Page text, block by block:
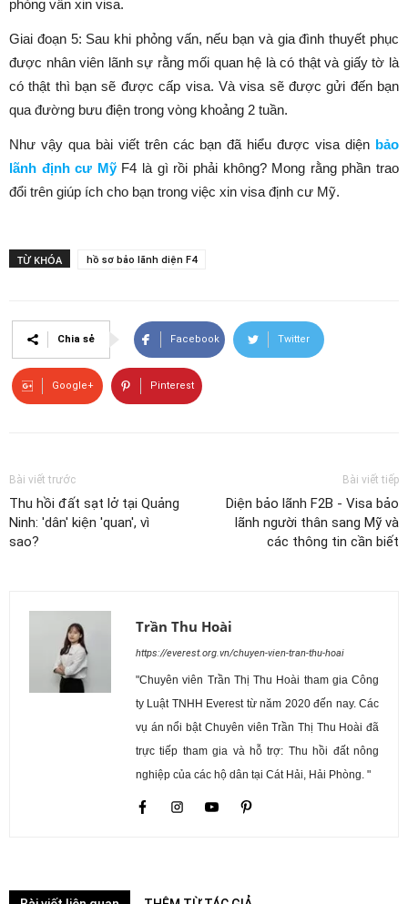
phỏng vấn xin visa.
Giai đoạn 5: Sau khi phỏng vấn, nếu bạn và gia đình thuyết phục
được nhân viên lãnh sự rằng mối quan hệ là có thật và giấy tờ là
có thật thì bạn sẽ được cấp visa. Và visa sẽ được gửi đến bạn
qua đường bưu điện trong vòng khoảng 2 tuần.
Như vậy qua bài viết trên các bạn đã hiểu được visa diện bảo
lãnh định cư MỹF4 là gì rồi phải không? Mong rằng phần trao
đổi trên giúp ích cho bạn trong việc xin visa định cư Mỹ.
TỪ KHÓA hồ sơ bảo lãnh diện F4
Chia sẻ Facebook Twitter
Google+ Pinterest
Bài viết trước
Thu hồi đất sạt lở tại Quảng
Ninh: 'dân' kiện 'quan', vì
sao?
Bài viết tiếp
Diện bảo lãnh F2B - Visa bảo
lãnh người thân sang Mỹ và
các thông tin cần biết
Trần Thu Hoài
https://everest.org.vn/chuyen-vien-tran-thu-hoai
"Chuyên viên Trần Thị Thu Hoài tham gia Công
ty Luật TNHH Everest từ năm 2020 đến nay. Các
vụ án nổi bật Chuyên viên Trần Thị Thu Hoài đã
trực tiếp tham gia và hỗ trợ: Thu hồi đất nông
nghiệp của các hộ dân tại Cát Hải, Hải Phòng. "